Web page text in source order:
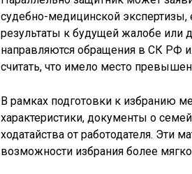
судебно-медицинской
результаты к будущей жалобе или
направляются обращения в СК РФ
считать, что имело место
В рамках подготовки к избранию
характеристики, документы о
ходатайства от работодателя. Эти
возможности избрания более